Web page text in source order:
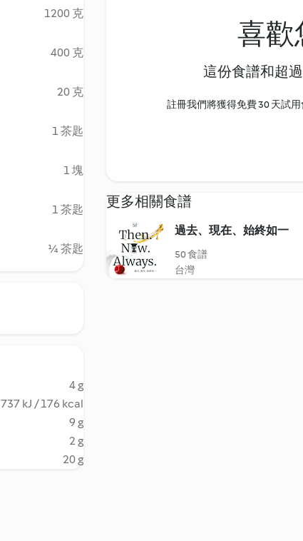
1200 克
400 克
20 克
1 茶匙
1 塊
1 茶匙
¼ 茶匙
4 g
737 kJ / 176 kcal
9 g
2 g
20 g
喜歡
這份食譜和超
註冊我們將獲得免費 30 天試
更多相關食譜
過去、現在、始終如一
50 食譜
台灣